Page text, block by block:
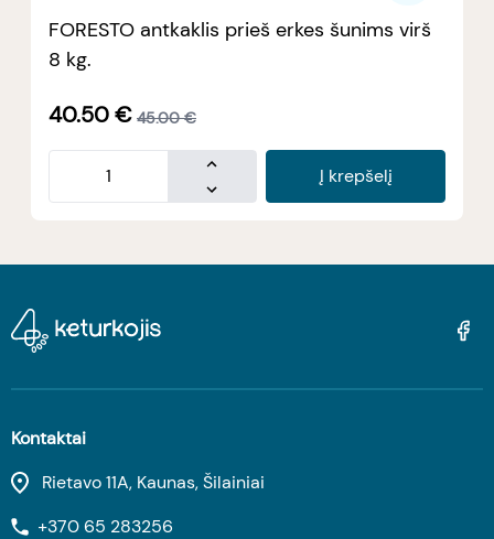
FORESTO antkaklis prieš erkes šunims virš
8 kg.
40.50€ 45.00 €
Į krepšelį
Kontaktai
Rietavo 11A, Kaunas, Šilainiai
+370 65 283256